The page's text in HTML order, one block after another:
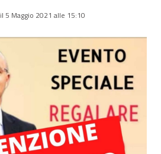
il 5 Maggio 2021 alle 15:10